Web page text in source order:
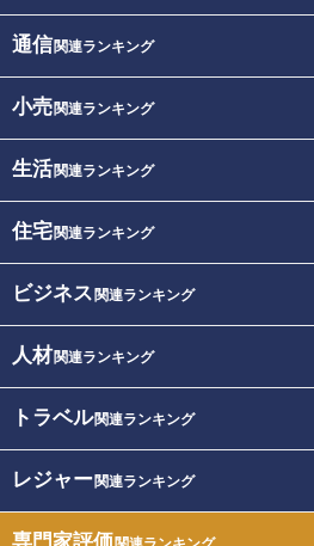
通信関連ランキング
小売関連ランキング
生活関連ランキング
住宅関連ランキング
ビジネス 関連ランキング
人材関連ランキング
トラベル関連ランキング
レジャー関連ランキング